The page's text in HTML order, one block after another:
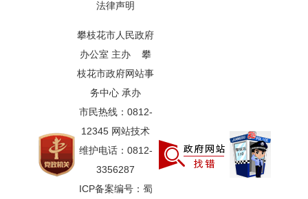
法律声明
攀枝花市人民政府
办公室 主办 攀
枝花市政府网站事
务中心 承办
市民热线：0812-
12345 网站技术
维护电话：0812-
3356287
ICP备案编号：蜀